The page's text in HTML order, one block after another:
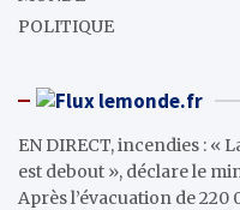
POLITIQUE
lemonde.fr
EN DIRECT, incendies : «
est debout », déclare le
Après l’évacuation de